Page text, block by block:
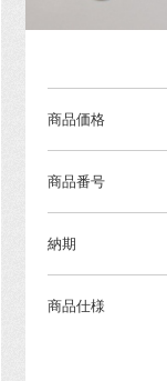
商品価格
商品番号
納期
商品仕様